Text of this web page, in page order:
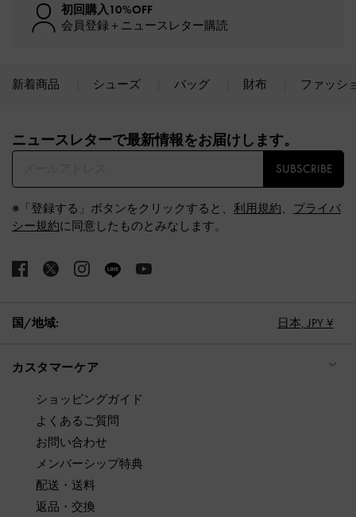
初回購入10%OFF
会員登録＋ニュースレター購読
新着商品 シューズ バッグ 財布 ファッシ
ニュースレターで最新情報をお届けします。​
SUBSCRIBE
※「登録する」ボタンをクリックすると、 利用規約、 プライバ
シー規約に同意したものとみなします。
国/地域: 日本, JPY ¥
カスタマーケア
ショッピングガイド
よくあるご質問
お問い合わせ
メンバーシップ特典
配送・送料
返品・交換